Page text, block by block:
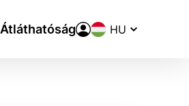
Átláthatóság Nyelvváltó